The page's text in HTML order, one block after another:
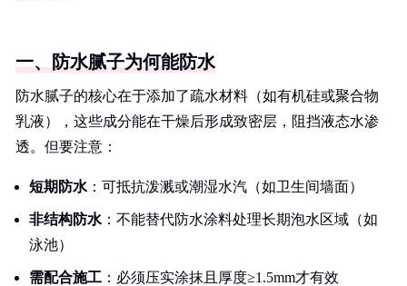
一、防水腻子为何能防水
防水腻子的核心在于添加了疏水材料（如有机硅或聚合物
乳液），这些成分能在干燥后形成致密层，阻挡液态水渗
透。但要注意：
短期防水 ：可抵抗泼溅或潮湿水汽（如卫生间墙面）
非结构防水 ：不能替代防水涂料处理长期泡水区域（如
泳池）
需配合施工 ：必须压实涂抹且厚度≥1.5mm才有效